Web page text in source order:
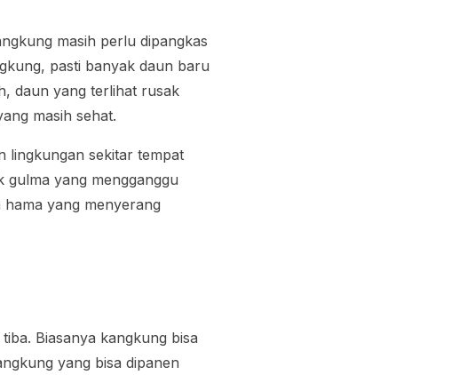
masih perlu dipangkas
pasti banyak daun baru
daun yang terlihat rusak
masih sehat.
lingkungan sekitar tempat
gulma yang mengganggu
yang menyerang
Biasanya kangkung bisa
yang bisa dipanen